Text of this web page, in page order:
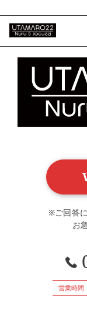
タイ・バンコク
※ご回答
お
営業時間